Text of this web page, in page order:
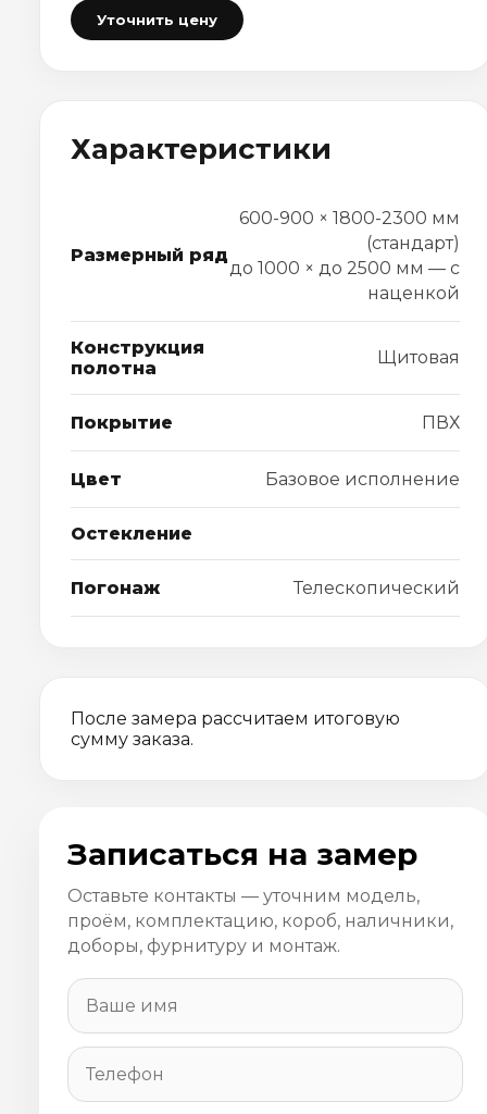
Уточнить цену
Характеристики
Размерный ряд
600-900 × 1800-2300 мм
(стандарт)
до 1000 × до 2500 мм — с
наценкой
Конструкция
полотна
Щитовая
Покрытие ПВХ
Цвет Базовое исполнение
Остекление
Погонаж Телескопический
После замера рассчитаем итоговую
сумму заказа.
Записаться на замер
Оставьте контакты — уточним модель,
проём, комплектацию, короб, наличники,
доборы, фурнитуру и монтаж.